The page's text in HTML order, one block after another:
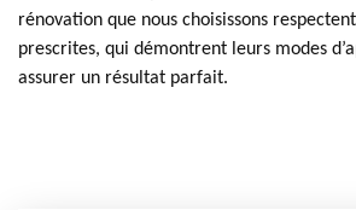
rénovation que nous choisissons
prescrites, qui démontrent leurs modes
assurer un résultat parfait.